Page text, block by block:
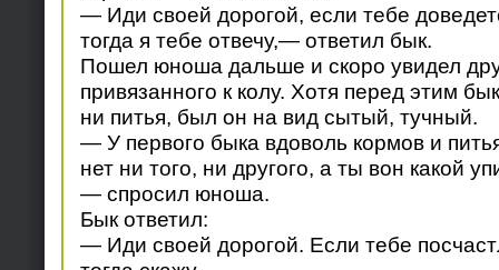
— Иди своей дорогой, если тебе
тогда я тебе отвечу,— ответил бык.
Пошел юноша дальше и скоро увидел
привязанного к колу. Хотя перед этим
ни питья, был он на вид сытый, тучный.
— У первого быка вдоволь кормов и
нет ни того, ни другого, а ты вон какой
— спросил юноша.
Бык ответил:
— Иди своей дорогой. Если тебе